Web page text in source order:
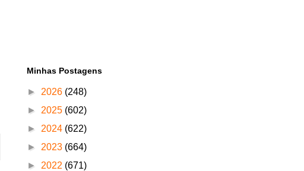
Minhas Postagens
► 2026 (248)
► 2025 (602)
► 2024 (622)
► 2023 (664)
► 2022 (671)